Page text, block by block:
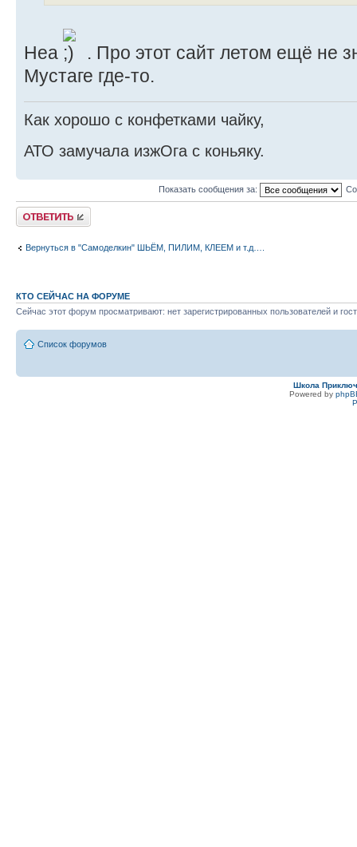
Неа
. Про этот сайт летом ещё не
Мустаге где-то.
Как хорошо с конфетками чайку,
АТО замучала изжОга с коньяку.
Показать сообщения за:
Ответить
Вернуться в "Самоделкин" ШЬЁМ, ПИЛИМ, КЛЕЕМ и т.д….
КТО СЕЙЧАС НА ФОРУМЕ
Сейчас этот форум просматривают: нет зарегистрированных пользователей и
Список форумов
Школа
Powered by